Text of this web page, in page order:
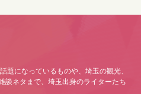
題になっているものや、埼玉の観光、
談ネタまで、埼玉出身のライターたち